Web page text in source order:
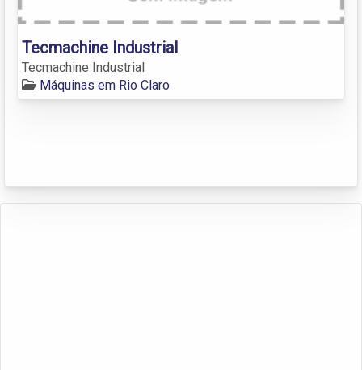
Tecmachine Industrial
Tecmachine Industrial
Máquinas em Rio Claro